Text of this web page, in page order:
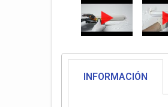
INFORMACIÓN